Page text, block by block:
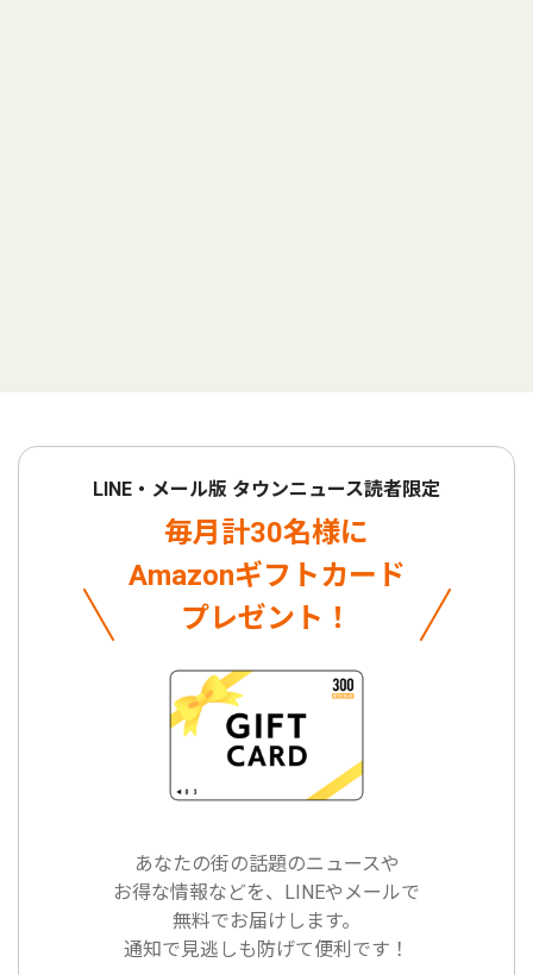
LINE・メール版 タウンニュース読者限定
毎月計30名様に
Amazonギフトカード
プレゼント！
あなたの街の話題のニュースや
お得な情報などを、LINEやメールで
無料でお届けします。
通知で見逃しも防げて便利です！